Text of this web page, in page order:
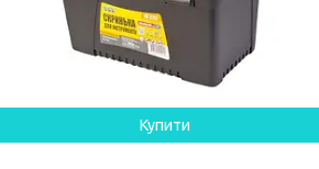
Купити